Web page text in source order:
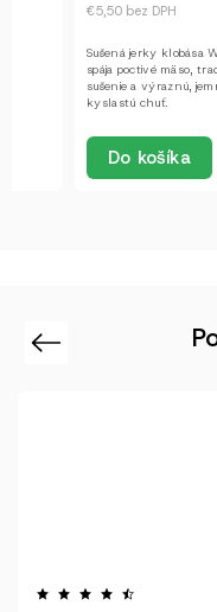
€5,50 bez DPH
Do košíka
Sušená jerky klobása
spája poctivé mäso,
sušenie a výraznú,
kyslastú chuť.
Previous